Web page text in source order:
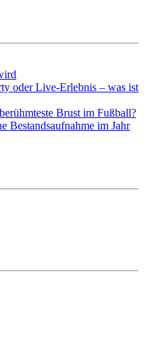
oder Live-Erlebnis – was ist
Brust im Fußball?
Bestandsaufnahme im Jahr